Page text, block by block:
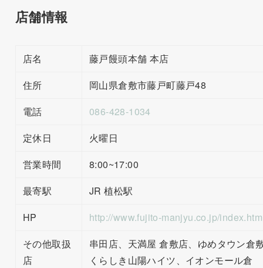
店舗情報
店名
藤戸饅頭本舗 本店
住所
岡山県倉敷市藤戸町藤戸48
電話
086-428-1034
定休日
火曜日
営業時間
8:00~17:00
最寄駅
JR 植松駅
HP
http://www.fujito-manjyu.co.jp/
その他取扱
店
串田店、天満屋 倉敷店、ゆめタウン倉
くらしき山陽ハイツ、イオンモール倉